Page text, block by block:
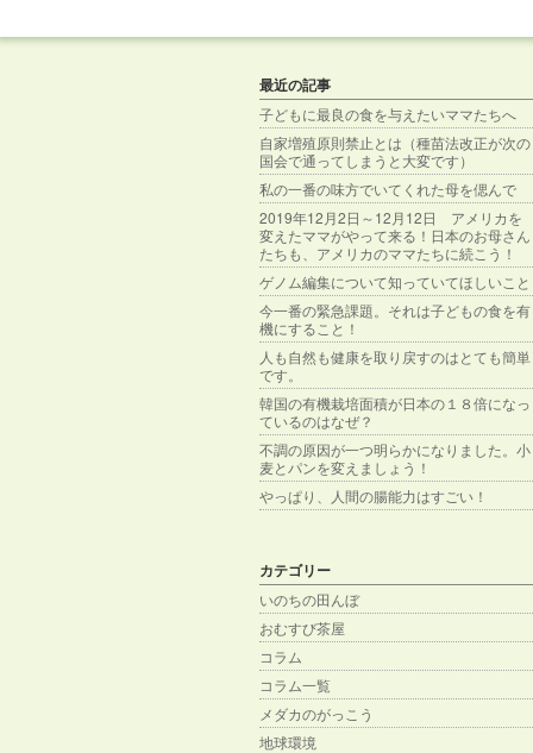
最近の記事
子どもに最良の食を与えたいママたちへ
自家増殖原則禁止とは（種苗法改正が次の
国会で通ってしまうと大変です）
私の一番の味方でいてくれた母を偲んで
2019年12月2日～12月12日 アメリカを
変えたママがやって来る！日本のお母さん
たちも、アメリカのママたちに続こう！
ゲノム編集について知っていてほしいこと
今一番の緊急課題。それは子どもの食を有
機にすること！
人も自然も健康を取り戻すのはとても簡単
です。
韓国の有機栽培面積が日本の１８倍になっ
ているのはなぜ？
不調の原因が一つ明らかになりました。小
麦とパンを変えましょう！
やっぱり、人間の腸能力はすごい！
カテゴリー
いのちの田んぼ
おむすび茶屋
コラム
コラム一覧
メダカのがっこう
地球環境